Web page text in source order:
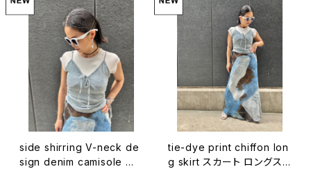
side shirring V-neck de
sign denim camisole キ
tie-dye print chiffon lon
g skirt スカート ロングス